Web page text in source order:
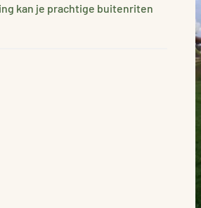
kan je prachtige buitenriten